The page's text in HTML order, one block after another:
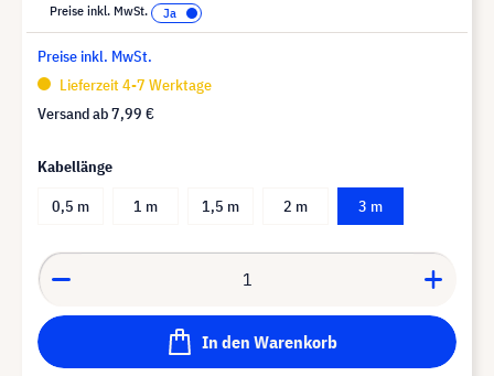
Preise inkl. MwSt.
Preise inkl. MwSt.
Lieferzeit 4-7 Werktage
Versand ab7,99 €
Kabellänge
0,5 m
1 m 1,5 m 2 m 3 m
In den Warenkorb